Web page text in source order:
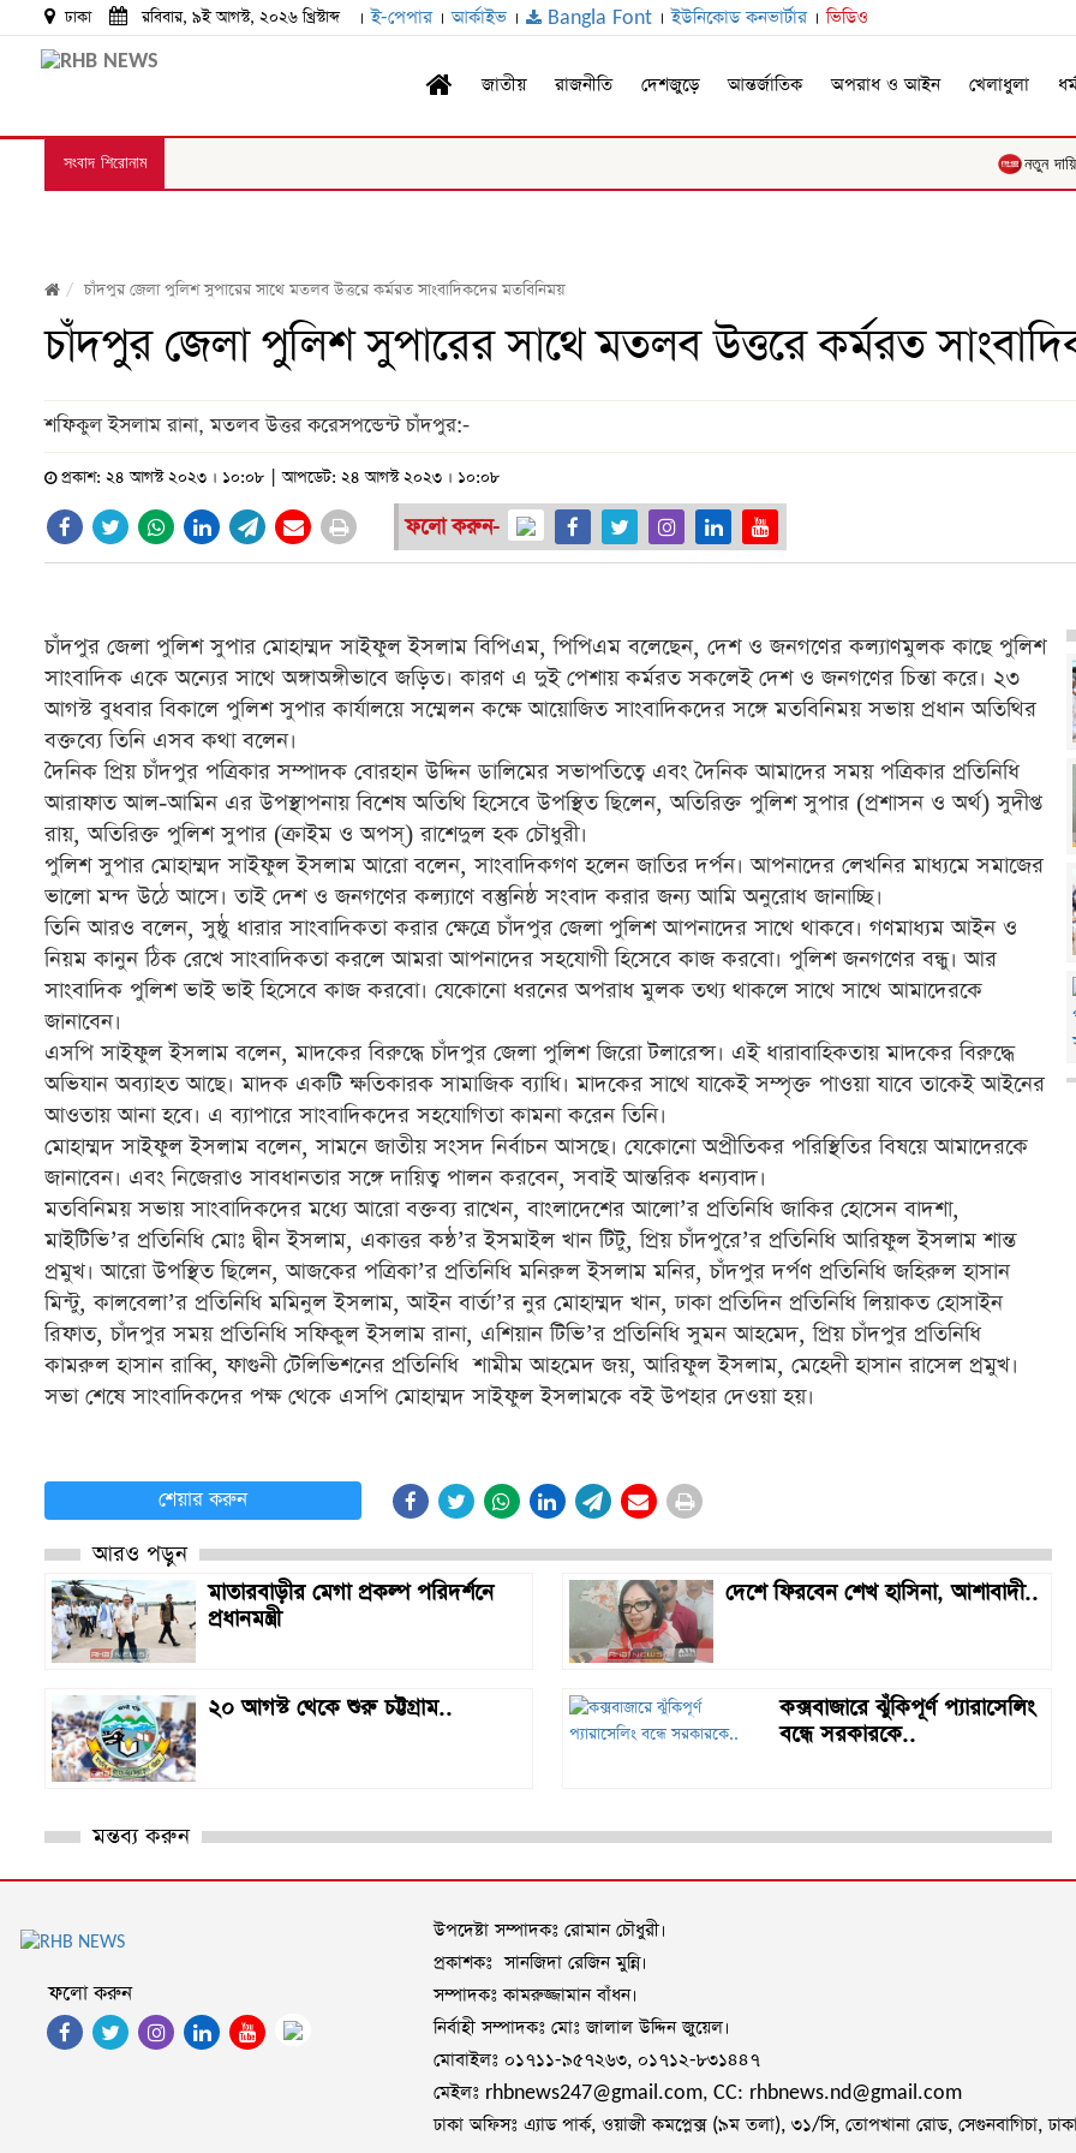
ঢাকা রবিবার, ৯ই আগস্ট, ২০২৬ খ্রিস্টাব্দ ।ই-পেপার ।আর্কাইভ । Bangla Font ।ইউনিকোড কনভার্টার ।ভিডিও
সংবাদ শিরোনাম নতুন দায়িত্বে
জাতীয় রাজনীতি দেশজুড়ে আন্তর্জাতিক অপরাধ ও আইন খেলাধুলা
চাঁদপুর জেলা পুলিশ সুপারের সাথে মতলব উত্তরে কর্মরত সাংবাদিকদের মতবিনিময়
চাঁদপুর জেলা পুলিশ সুপারের সাথে মতলব উত্তরে কর্মরত
শফিকুল ইসলাম রানা, মতলব উত্তর করেসপন্ডেন্ট চাঁদপুর:-
প্রকাশ: ২৪ আগস্ট ২০২৩ । ১০:০৮ | আপডেট: ২৪ আগস্ট ২০২৩ । ১০:০৮
ফলো করুন-
চাঁদপুর জেলা পুলিশ সুপার মোহাম্মদ সাইফুল ইসলাম বিপিএম, পিপিএম বলেছেন, দেশ ও জনগণের কল্যাণমুলক কাছে পুলিশ
সাংবাদিক একে অন্যের সাথে অঙ্গাঅঙ্গীভাবে জড়িত। কারণ এ দুই পেশায় কর্মরত সকলেই দেশ ও জনগণের চিন্তা করে। ২৩
আগস্ট বুধবার বিকালে পুলিশ সুপার কার্যালয়ে সম্মেলন কক্ষে আয়োজিত সাংবাদিকদের সঙ্গে মতবিনিময় সভায় প্রধান অতিথির
বক্তব্যে তিনি এসব কথা বলেন।
দৈনিক প্রিয় চাঁদপুর পত্রিকার সম্পাদক বোরহান উদ্দিন ডালিমের সভাপতিত্বে এবং দৈনিক আমাদের সময় পত্রিকার প্রতিনিধি
আরাফাত আল-আমিন এর উপস্থাপনায় বিশেষ অতিথি হিসেবে উপস্থিত ছিলেন, অতিরিক্ত পুলিশ সুপার (প্রশাসন ও অর্থ) সুদীপ্ত
রায়, অতিরিক্ত পুলিশ সুপার (ক্রাইম ও অপস্) রাশেদুল হক চৌধুরী।
পুলিশ সুপার মোহাম্মদ সাইফুল ইসলাম আরো বলেন, সাংবাদিকগণ হলেন জাতির দর্পন। আপনাদের লেখনির মাধ্যমে সমাজের
ভালো মন্দ উঠে আসে। তাই দেশ ও জনগণের কল্যাণে বস্তুনিষ্ঠ সংবাদ করার জন্য আমি অনুরোধ জানাচ্ছি।
তিনি আরও বলেন, সুষ্ঠু ধারার সাংবাদিকতা করার ক্ষেত্রে চাঁদপুর জেলা পুলিশ আপনাদের সাথে থাকবে। গণমাধ্যম আইন ও
নিয়ম কানুন ঠিক রেখে সাংবাদিকতা করলে আমরা আপনাদের সহযোগী হিসেবে কাজ করবো। পুলিশ জনগণের বন্ধু। আর
সাংবাদিক পুলিশ ভাই ভাই হিসেবে কাজ করবো। যেকোনো ধরনের অপরাধ মুলক তথ্য থাকলে সাথে সাথে আমাদেরকে
জানাবেন।
এসপি সাইফুল ইসলাম বলেন, মাদকের বিরুদ্ধে চাঁদপুর জেলা পুলিশ জিরো টলারেন্স। এই ধারাবাহিকতায় মাদকের বিরুদ্ধে
অভিযান অব্যাহত আছে। মাদক একটি ক্ষতিকারক সামাজিক ব্যাধি। মাদকের সাথে যাকেই সম্পৃক্ত পাওয়া যাবে তাকেই আইনের
আওতায় আনা হবে। এ ব্যাপারে সাংবাদিকদের সহযোগিতা কামনা করেন তিনি।
মোহাম্মদ সাইফুল ইসলাম বলেন, সামনে জাতীয় সংসদ নির্বাচন আসছে। যেকোনো অপ্রীতিকর পরিস্থিতির বিষয়ে আমাদেরকে
জানাবেন। এবং নিজেরাও সাবধানতার সঙ্গে দায়িত্ব পালন করবেন, সবাই আন্তরিক ধন্যবাদ।
মতবিনিময় সভায় সাংবাদিকদের মধ্যে আরো বক্তব্য রাখেন, বাংলাদেশের আলো’র প্রতিনিধি জাকির হোসেন বাদশা,
মাইটিভি’র প্রতিনিধি মোঃ দ্বীন ইসলাম, একাত্তর কন্ঠ’র ইসমাইল খান টিটু, প্রিয় চাঁদপুরে’র প্রতিনিধি আরিফুল ইসলাম শান্ত
প্রমুখ। আরো উপস্থিত ছিলেন, আজকের পত্রিকা’র প্রতিনিধি মনিরুল ইসলাম মনির, চাঁদপুর দর্পণ প্রতিনিধি জহিরুল হাসান
মিন্টু, কালবেলা’র প্রতিনিধি মমিনুল ইসলাম, আইন বার্তা’র নুর মোহাম্মদ খান, ঢাকা প্রতিদিন প্রতিনিধি লিয়াকত হোসাইন
রিফাত, চাঁদপুর সময় প্রতিনিধি সফিকুল ইসলাম রানা, এশিয়ান টিভি’র প্রতিনিধি সুমন আহমেদ, প্রিয় চাঁদপুর প্রতিনিধি
কামরুল হাসান রাব্বি, ফাগুনী টেলিভিশনের প্রতিনিধি শামীম আহমেদ জয়, আরিফুল ইসলাম, মেহেদী হাসান রাসেল প্রমুখ।
সভা শেষে সাংবাদিকদের পক্ষ থেকে এসপি মোহাম্মদ সাইফুল ইসলামকে বই উপহার দেওয়া হয়।
শেয়ার করুন
আরও পড়ুন
মাতারবাড়ীর মেগা প্রকল্প পরিদর্শনে
প্রধানমন্ত্রী
দেশে ফিরবেন শেখ হাসিনা, আশাবাদী..
২০ আগস্ট থেকে শুরু চট্টগ্রাম..
কক্সবাজারে ঝুঁকিপূর্ণ প্যারাসেলিং
বন্ধে সরকারকে..
মন্তব্য করুন
ফলো করুন
উপদেষ্টা সম্পাদকঃ রোমান চৌধুরী।
প্রকাশকঃ সানজিদা রেজিন মুন্নি।
সম্পাদকঃ কামরুজ্জামান বাঁধন।
নির্বাহী সম্পাদকঃ মোঃ জালাল উদ্দিন জুয়েল।
মোবাইলঃ ০১৭১১-৯৫৭২৬৩, ০১৭১২-৮৩১৪৪৭
মেইলঃ rhbnews247@gmail.com, CC: rhbnews.nd@gmail.com
ঢাকা অফিসঃ এ্যাড পার্ক, ওয়াজী কমপ্লেক্স (৯ম তলা), ৩১/সি, তোপখানা রোড, সেগুনবাগিচা,